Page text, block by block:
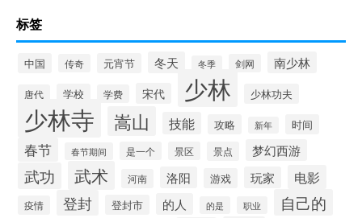
标签
中国 传奇 元宵节 冬天 冬季 剑网 南少林
唐代 学校 学费 宋代 少林 少林功夫
少林寺 嵩山 技能 攻略 新年 时间
春节 春节期间 是一个 景区 景点 梦幻西游
武功 武术 河南 洛阳 游戏 玩家 电影
疫情 登封 登封市 的人 的是 职业 自己的